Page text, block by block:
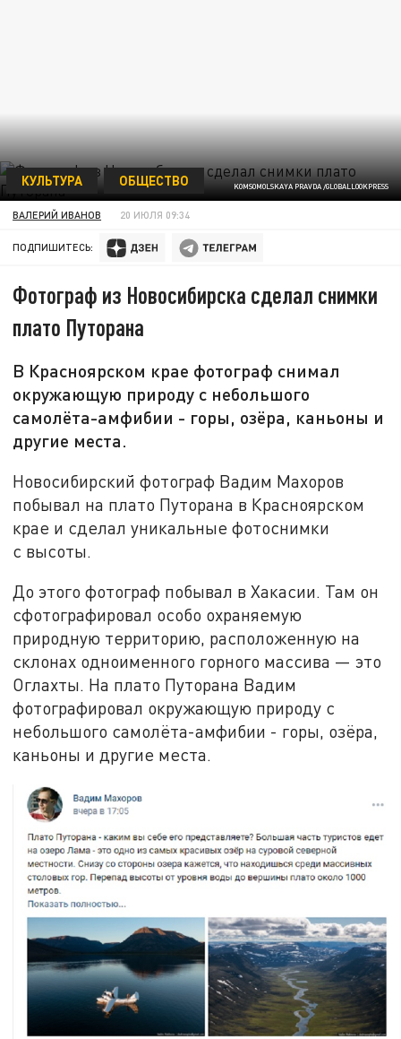
KOMSOMOLSKAYA PRAVDA /GLOBALLOOKPRESS
КУЛЬТУРА ОБЩЕСТВО
ВАЛЕРИЙ ИВАНОВ 20 ИЮЛЯ 09:34
ПОДПИШИТЕСЬ:
Фотограф из Новосибирска сделал снимки
плато Путорана
В Красноярском крае фотограф снимал
окружающую природу с небольшого
самолёта-амфибии - горы, озёра, каньоны и
другие места.
Новосибирский фотограф Вадим Махоров
побывал на плато Путорана в Красноярском
крае и сделал уникальные фотоснимки
с высоты.
До этого фотограф побывал в Хакасии. Там он
сфотографировал особо охраняемую
природную территорию, расположенную на
склонах одноименного горного массива — это
Оглахты. На плато Путорана Вадим
фотографировал окружающую природу с
небольшого самолёта-амфибии - горы, озёра,
каньоны и другие места.